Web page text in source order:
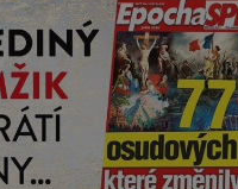
zvláštní atmosféru
kde se střídá